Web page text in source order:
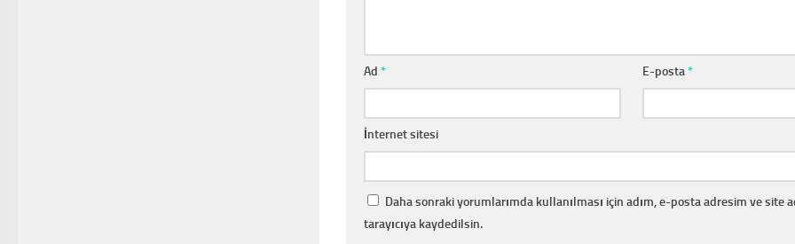
Ad * E-posta*
İnternet sitesi
Daha sonraki yorumlarımda kullanılması için adım, e-posta adresim ve site
tarayıcıya kaydedilsin.